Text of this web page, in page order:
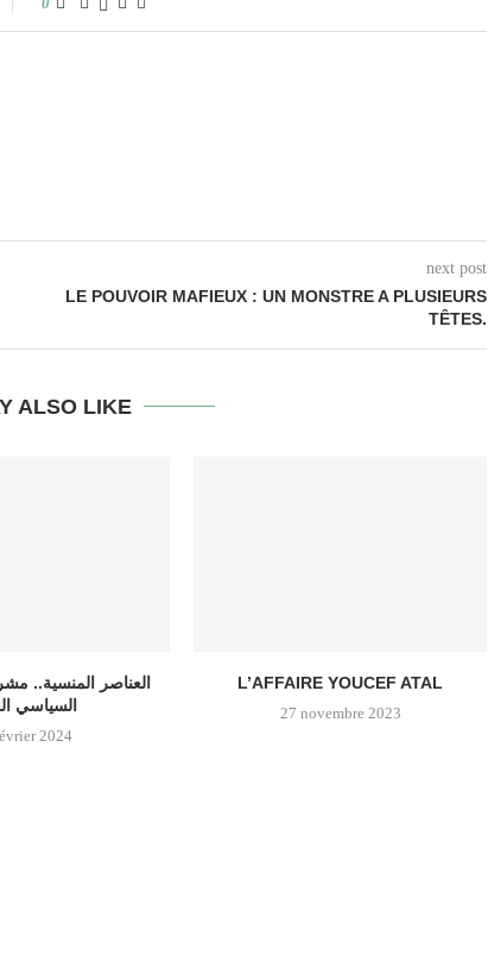
next post
LE POUVOIR MAFIEUX : UN MONSTRE A PLUSIEURS
TÊTES.
ALSO LIKE
العناصر المنسية..
السياسي
2024
L’AFFAIRE YOUCEF ATAL
27 novembre 2023